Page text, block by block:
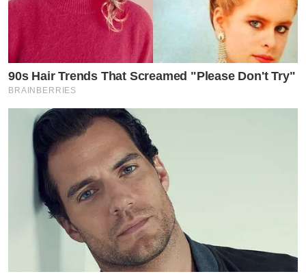
90s Hair Trends That Screamed "Please Don't Try"
BRAINBERRIES